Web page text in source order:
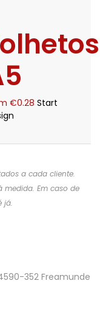
€0.28 Start
a cada cliente.
medida. Em caso de
já.
352 Freamunde